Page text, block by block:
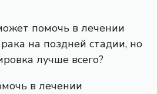
в лечении